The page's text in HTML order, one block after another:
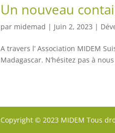
Un nouveau
par midemad | Juin 2, 2023 |
A travers l’ Association MIDEM
Madagascar. N’hésitez pas à
Copyright © 2023 MIDEM Tous